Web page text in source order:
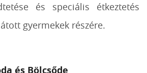
és speciális étkeztetés
gyermekek részére.
és Bölcsőde